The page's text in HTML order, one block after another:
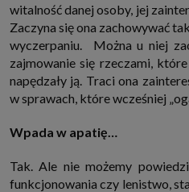
witalność danej osoby, jej
Zaczyna się ona zachowywać
wyczerpaniu. Można u niej
zajmowanie się rzeczami,
napędzały ją. Traci ona
w sprawach, które wcześniej
Wpada w apatię…
Tak. Ale nie możemy
funkcjonowania czy lenistwo,